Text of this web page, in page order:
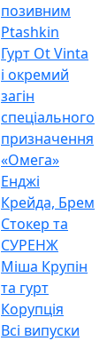
позивним
Ptashkin
Гурт Ot Vinta
і окремий
загін
спеціального
призначення
«Омега»
Енджі
Крейда, Брем
Стокер та
СУРЕНЖ
Міша Крупін
та гурт
Корупція
Всі випуски